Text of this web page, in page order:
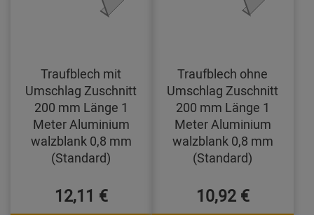
Traufblech mit
Umschlag Zuschnitt
200 mm Länge 1
Meter Aluminium
walzblank 0,8 mm
(Standard)
12,11 €
Traufblech ohne
Umschlag Zuschnitt
200 mm Länge 1
Meter Aluminium
walzblank 0,8 mm
(Standard)
10,92 €